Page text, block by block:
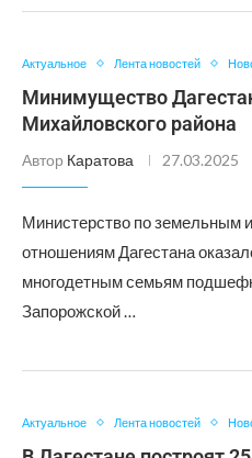
Актуальное Лента новостей
Минимущество
Михайловского района
Автор Каратова 27.03.2025
Министерство по земельным
отношениям Дагестана
многодетным семьям
Запорожской …
Актуальное Лента новостей